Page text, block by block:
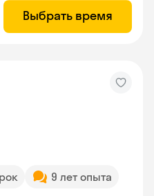
Выбрать время
9 лет опыта